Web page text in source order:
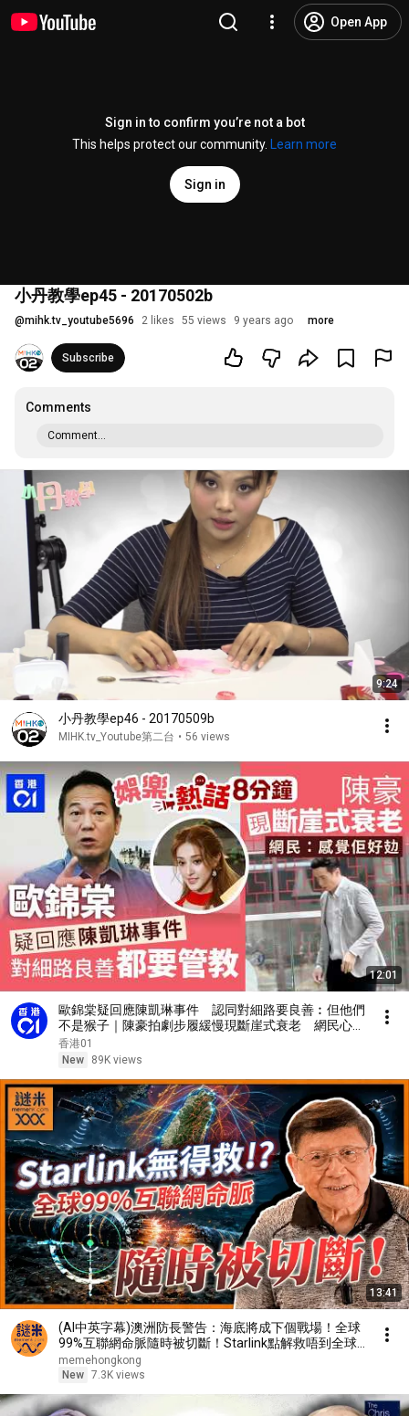
Open App
Sign in to confirm you’re not a bot
This helps protect our community.
Learn more
Sign in
小丹教學ep45 - 20170502b
@mihk.tv_youtube5696 2 likes 55 views 9 years ago more
Subscribe
Comments
Comment...
9:24
小丹教學ep46 - 20170509b
MIHK.tv_Youtube第二台 • 56 views
12:01
歐錦棠疑回應陳凱琳事件 認同對細路要良善︰但他們
不是猴子｜陳豪拍劇步履緩慢現斷崖式衰老 網民心痛
捱到殘：感覺佢好攰｜今日娛樂熱話｜01娛樂｜01熱
話｜歐錦棠｜陳凱琳｜陳豪｜2026年8月5日
香港01
New
89K views
13:41
(AI中英字幕)澳洲防長警告：海底將成下個戰場！全球
99%互聯網命脈隨時被切斷！Starlink點解救唔到全球
網絡？《蕭若元：蕭氏新聞台》2026-08-06
memehongkong
New 7.3K views